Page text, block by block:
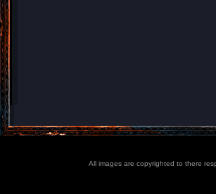
All images are copyrighted to there